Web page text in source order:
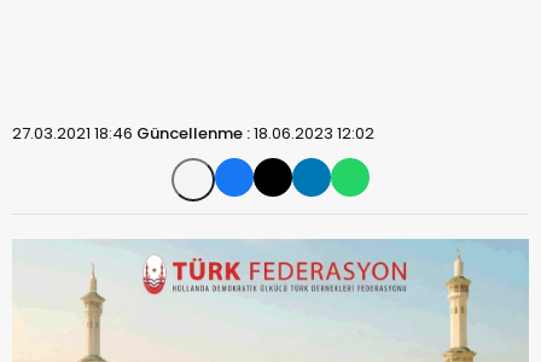
27.03.2021 18:46 Güncellenme :18.06.2023 12:02